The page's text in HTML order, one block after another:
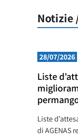
Notizie
28/07/2026
Liste
Liste
di AGENAS